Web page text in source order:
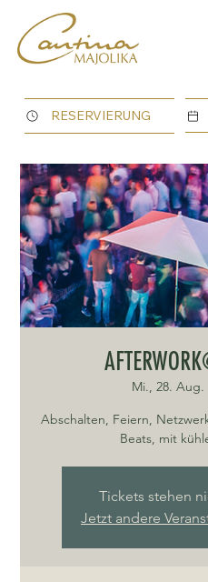
RESERVIERUNG
Mi., 28. Aug.
Abschalten, Feiern,
Beats, mit
Tickets stehen
Jetzt andere